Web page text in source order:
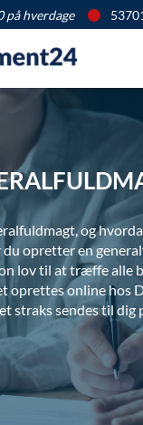
på hverdage
og
opretter en
lov til at træffe alle
oprettes online hos
straks sendes til dig